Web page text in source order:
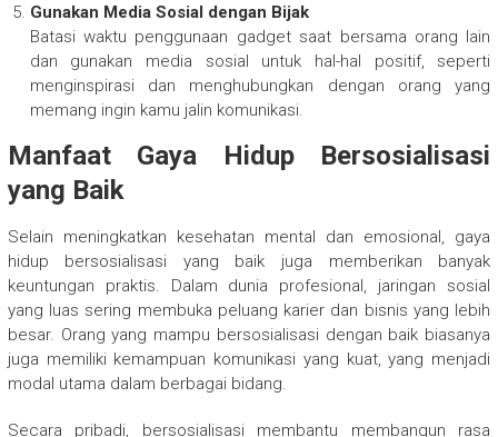
Gunakan Media Sosial dengan Bijak
Batasi waktu penggunaan gadget saat bersama orang lain
dan gunakan media sosial untuk hal-hal positif, seperti
menginspirasi dan menghubungkan dengan orang yang
memang ingin kamu jalin komunikasi.
Manfaat Gaya Hidup Bersosialisasi
yang Baik
Selain meningkatkan kesehatan mental dan emosional, gaya
hidup bersosialisasi yang baik juga memberikan banyak
keuntungan praktis. Dalam dunia profesional, jaringan sosial
yang luas sering membuka peluang karier dan bisnis yang lebih
besar. Orang yang mampu bersosialisasi dengan baik biasanya
juga memiliki kemampuan komunikasi yang kuat, yang menjadi
modal utama dalam berbagai bidang.
Secara pribadi, bersosialisasi membantu membangun rasa